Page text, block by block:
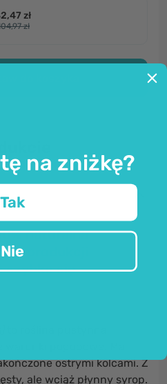
zł
zł
naturalna
z produkcji
szybko się
ostrymi kolcami. Z
ale wciąż płynny syrop.
na zniżkę?
Tak
Nie